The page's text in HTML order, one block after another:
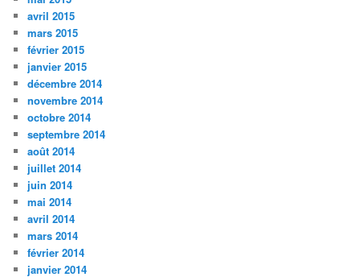
avril 2015
mars 2015
février 2015
janvier 2015
décembre 2014
novembre 2014
octobre 2014
septembre 2014
août 2014
juillet 2014
juin 2014
mai 2014
avril 2014
mars 2014
février 2014
janvier 2014